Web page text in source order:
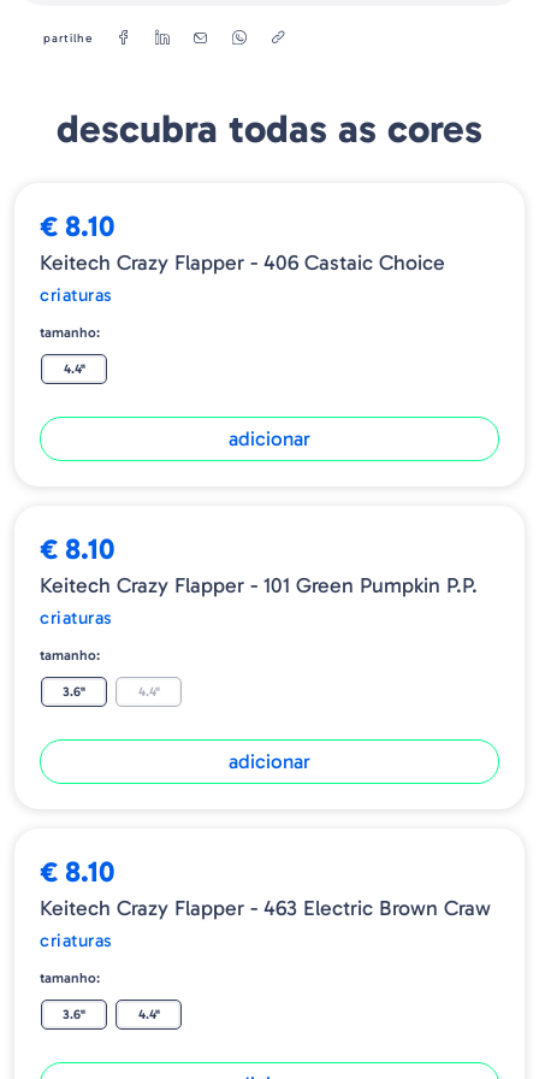
partilhe
descubra todas as cores
€ 8.10
Keitech Crazy Flapper - 406 Castaic Choice
criaturas
tamanho:
4.4"
adicionar
€ 8.10
Keitech Crazy Flapper - 101 Green Pumpkin P.P.
criaturas
tamanho:
3.6" 4.4"
adicionar
€ 8.10
Keitech Crazy Flapper - 463 Electric Brown Craw
criaturas
tamanho:
3.6" 4.4"